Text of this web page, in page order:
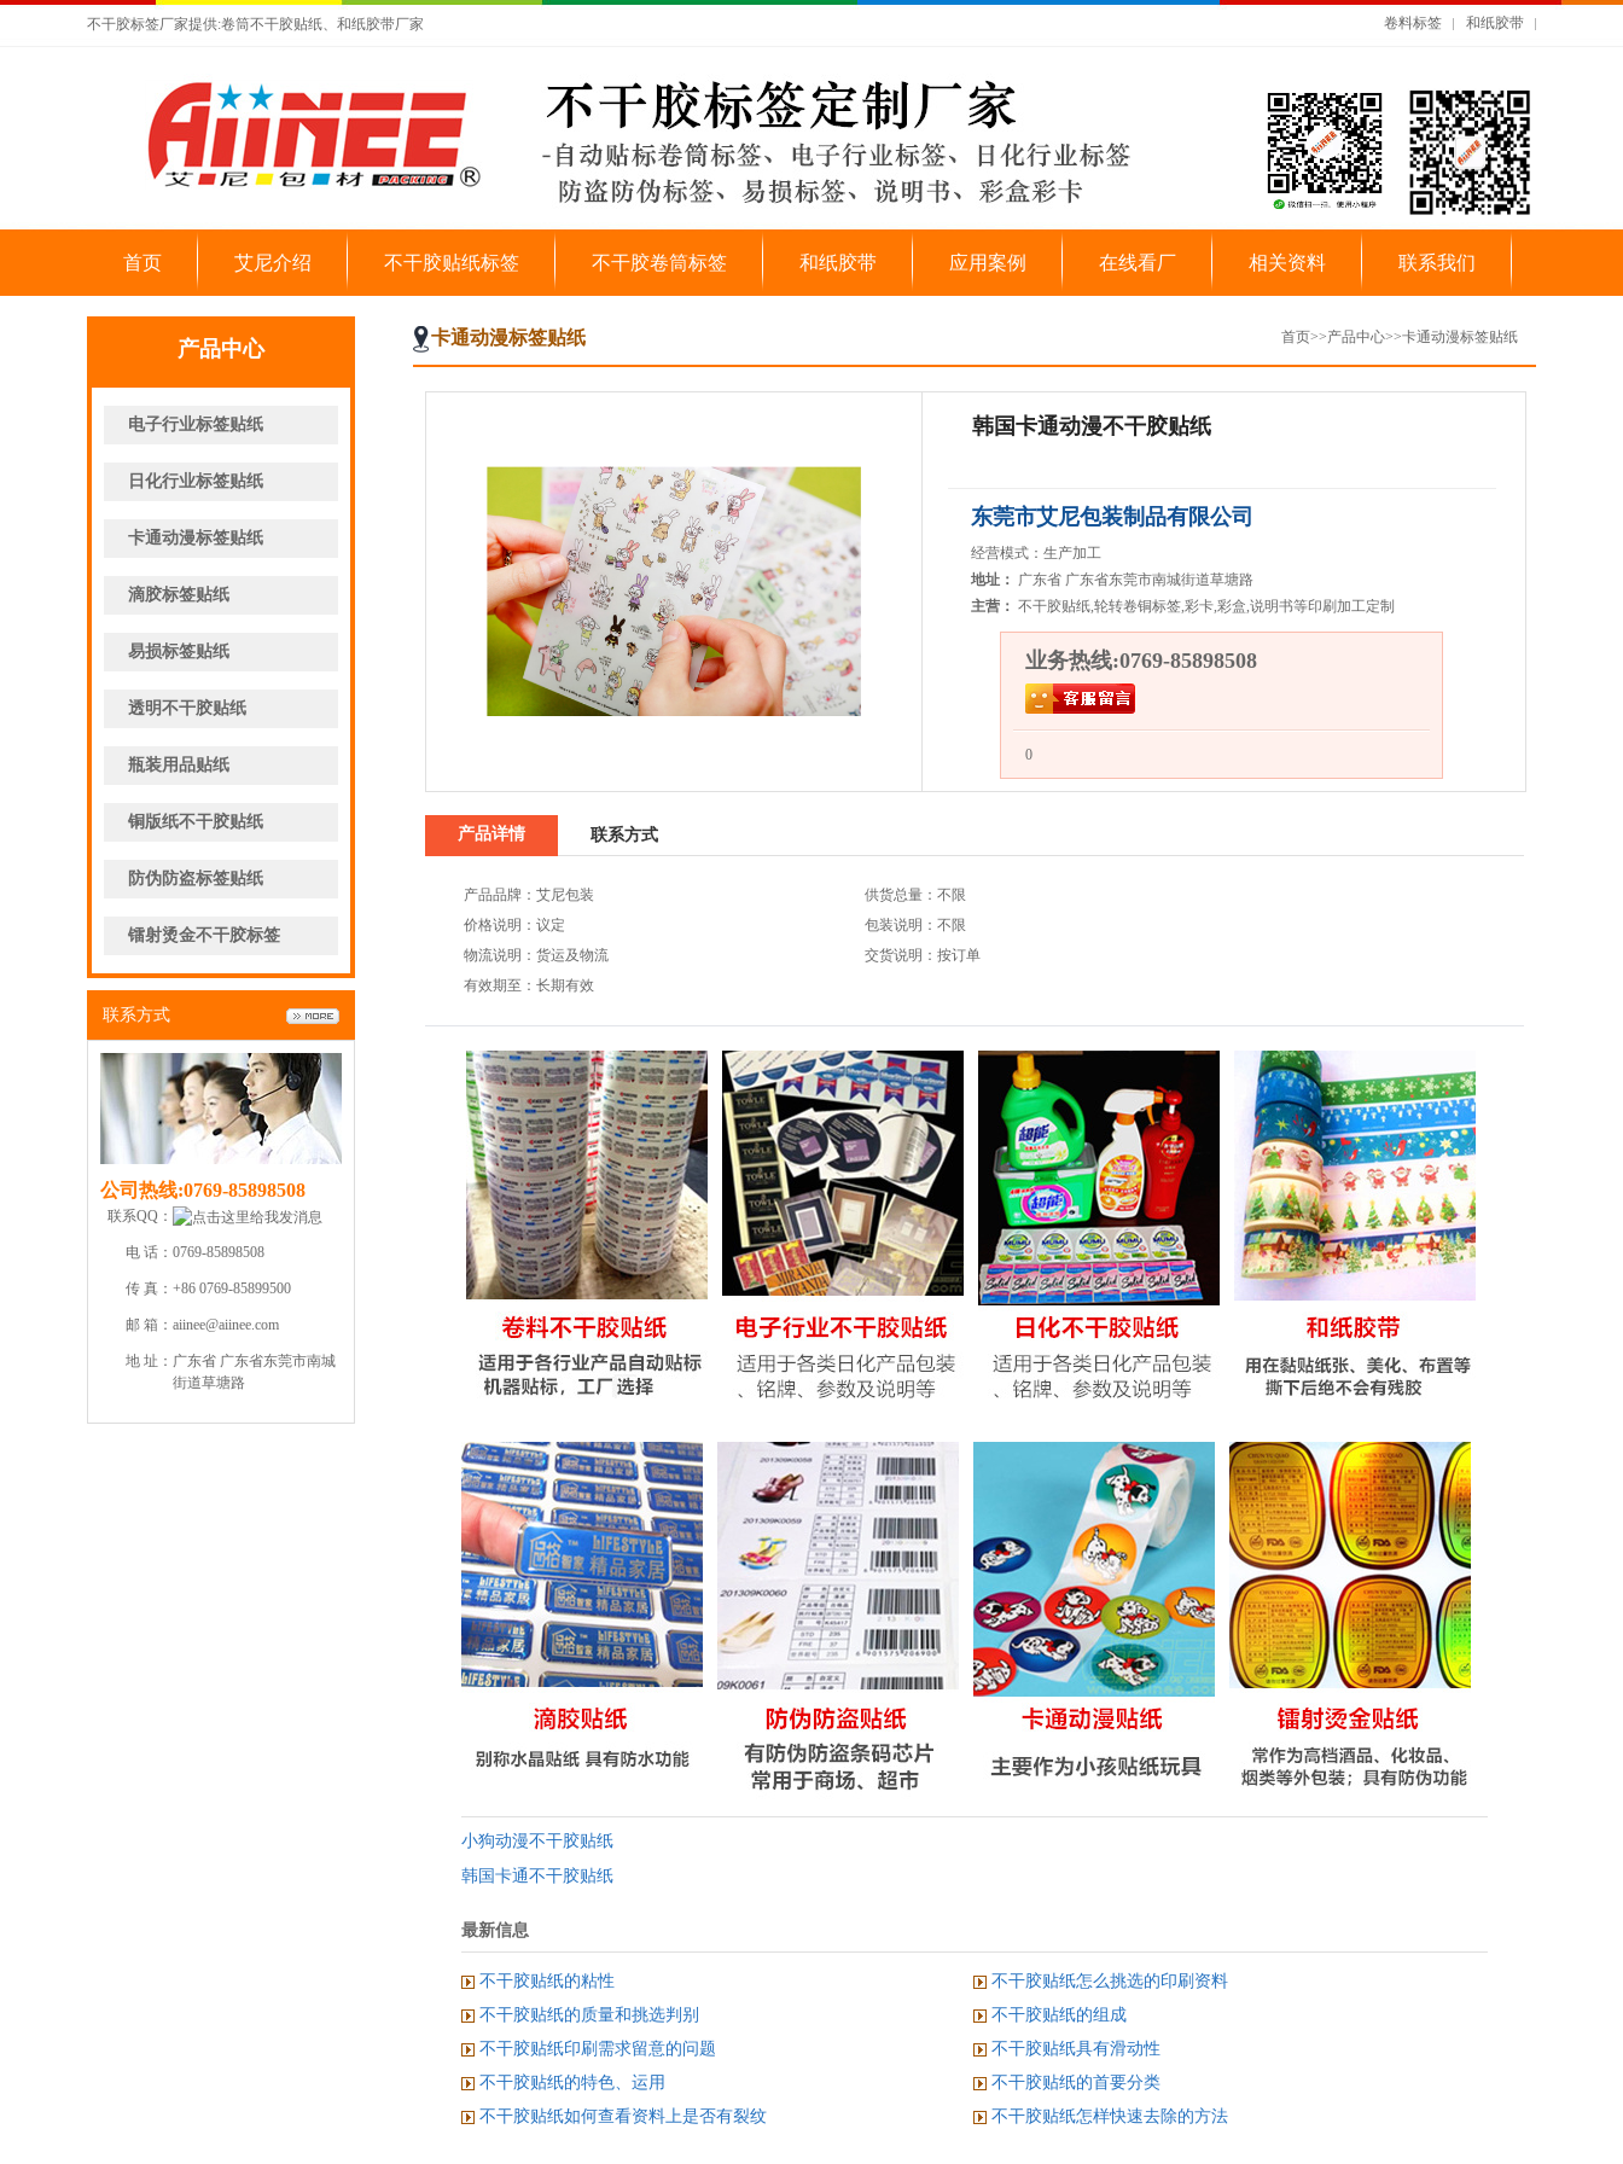
不干胶标签厂家提供:卷筒不干胶贴纸、和纸胶带厂家 卷料标签 和纸胶带
首页 艾尼介绍 不干胶贴纸标签 不干胶卷筒标签 和纸胶带 应用案例 在线看厂 相关资料 联系我们
产品中心
电子行业标签贴纸
日化行业标签贴纸
卡通动漫标签贴纸
滴胶标签贴纸
易损标签贴纸
透明不干胶贴纸
瓶装用品贴纸
铜版纸不干胶贴纸
防伪防盗标签贴纸
镭射烫金不干胶标签
联系方式
公司热线:0769-85898508
联系QQ：
电 话： 0769-85898508
传 真： +86 0769-85899500
邮 箱： aiinee@aiinee.com
地 址： 广东省 广东省东莞市南城
街道草塘路
首页>>产品中心>>卡通动漫标签贴纸
卡通动漫标签贴纸
韩国卡通动漫不干胶贴纸
东莞市艾尼包装制品有限公司
经营模式：生产加工
地址： 广东省 广东省东莞市南城街道草塘路
主营： 不干胶贴纸,轮转卷铜标签,彩卡,彩盒,说明书等印刷加工定制
业务热线:0769-85898508
0
产品详情 联系方式
产品品牌：艾尼包装
供货总量：不限
价格说明：议定
包装说明：不限
物流说明：货运及物流
交货说明：按订单
有效期至：长期有效
小狗动漫不干胶贴纸
韩国卡通不干胶贴纸
最新信息
不干胶贴纸的粘性
不干胶贴纸怎么挑选的印刷资料
不干胶贴纸的质量和挑选判别
不干胶贴纸的组成
不干胶贴纸印刷需求留意的问题
不干胶贴纸具有滑动性
不干胶贴纸的特色、运用
不干胶贴纸的首要分类
不干胶贴纸如何查看资料上是否有裂纹
不干胶贴纸怎样快速去除的方法